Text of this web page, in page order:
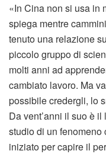
«In Cina non si usa in
spiega mentre
tenuto una relazione
piccolo gruppo di
molti anni ad
cambiato lavoro. Ma
possibile credergli, lo
Da vent’anni il suo è
studio di un
iniziato per capire il